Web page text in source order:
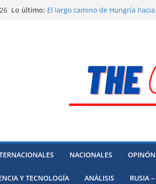
Lo último: El largo camino de Hungría
El océano Pacífico bajo presión
respaldada con pruebas
NACIONALES OPINÓN
Y TECNOLOGÍA ANÁLISIS RUSIA